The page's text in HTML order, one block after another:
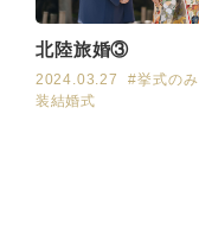
北陸旅婚③
2024.03.27 #挙式のみ
装結婚式